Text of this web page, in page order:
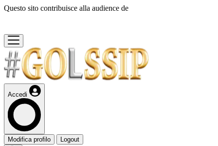
Questo sito contribuisce alla audience de
Accedi
Modifica profilo Logout